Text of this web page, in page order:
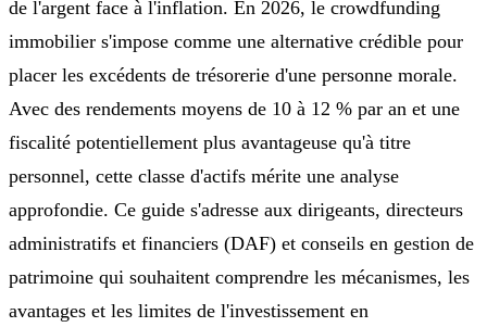
de l'argent face à l'inflation. En 2026, le crowdfunding
immobilier s'impose comme une alternative crédible pour
placer les excédents de trésorerie d'une personne morale.
Avec des rendements moyens de 10 à 12 % par an et une
fiscalité potentiellement plus avantageuse qu'à titre
personnel, cette classe d'actifs mérite une analyse
approfondie. Ce guide s'adresse aux dirigeants, directeurs
administratifs et financiers (DAF) et conseils en gestion de
patrimoine qui souhaitent comprendre les mécanismes, les
avantages et les limites de l'investissement en